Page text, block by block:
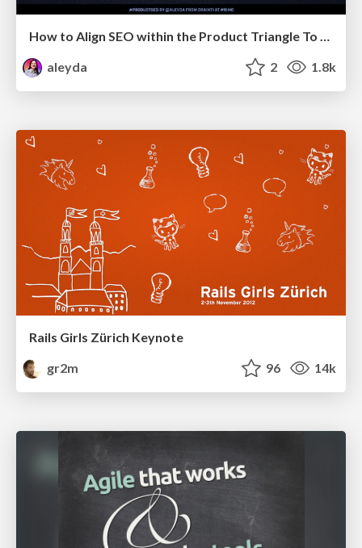
How to Align SEO within the Product Triangle To Get Buy-In & Support - #RIMC
aleyda
2 1.8k
Rails Girls Zürich Keynote
gr2m
96 14k